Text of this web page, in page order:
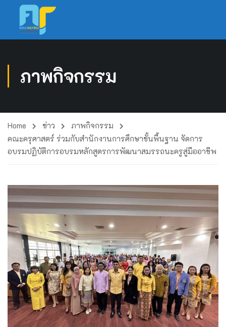
ภาพกิจกรรม
Home ข่าว
ภาพกิจกรรม
คณะครุศาสตร์ ร่วมกับสำนักงานการศึกษาขั้นพื้นฐาน จัดการ
อบรมปฏิบัติการอบรมหลักสูตรการพัฒนาสมรรถนะครูสู่มืออาชีพ